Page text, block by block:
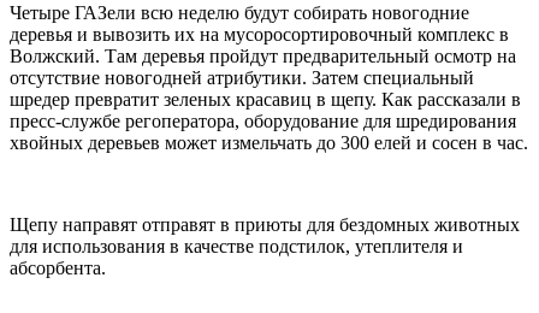
Четыре ГАЗели всю неделю будут собирать новогодние
деревья и вывозить их на мусоросортировочный комплекс в
Волжский. Там деревья пройдут предварительный осмотр на
отсутствие новогодней атрибутики. Затем специальный
шредер превратит зеленых красавиц в щепу. Как рассказали в
пресс-службе регоператора, оборудование для шредирования
хвойных деревьев может измельчать до 300 елей и сосен в час.
Щепу направят отправят в приюты для бездомных животных
для использования в качестве подстилок, утеплителя и
абсорбента.